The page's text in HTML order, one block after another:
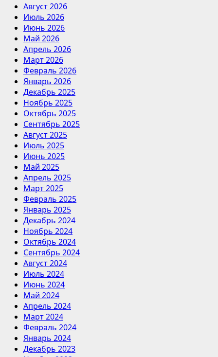
Август 2026
Июль 2026
Июнь 2026
Май 2026
Апрель 2026
Март 2026
Февраль 2026
Январь 2026
Декабрь 2025
Ноябрь 2025
Октябрь 2025
Сентябрь 2025
Август 2025
Июль 2025
Июнь 2025
Май 2025
Апрель 2025
Март 2025
Февраль 2025
Январь 2025
Декабрь 2024
Ноябрь 2024
Октябрь 2024
Сентябрь 2024
Август 2024
Июль 2024
Июнь 2024
Май 2024
Апрель 2024
Март 2024
Февраль 2024
Январь 2024
Декабрь 2023